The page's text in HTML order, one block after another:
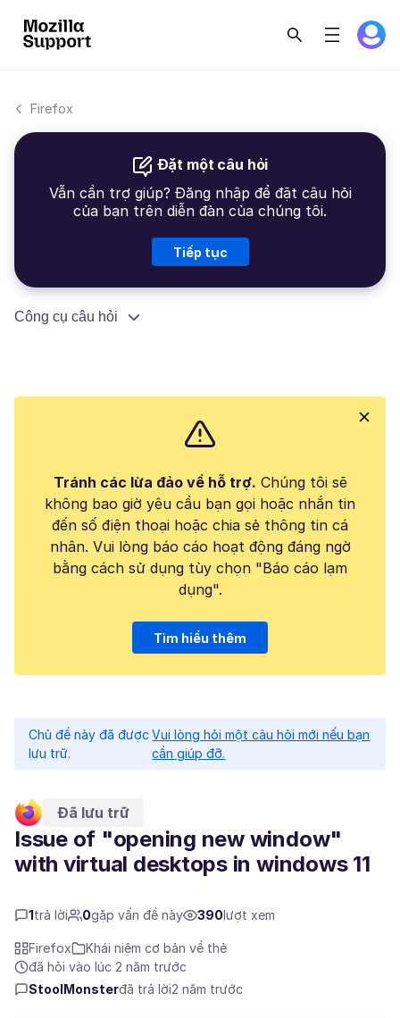
Firefox
Đặt một câu hỏi
Vẫn cần trợ giúp? Đăng nhập để đặt câu hỏi
của bạn trên diễn đàn của chúng tôi.
Tiếp tục
Công cụ câu hỏi
Tránh các lừa đảo về hỗ trợ. Chúng tôi sẽ
không bao giờ yêu cầu bạn gọi hoặc nhắn tin
đến số điện thoại hoặc chia sẻ thông tin cá
nhân. Vui lòng báo cáo hoạt động đáng ngờ
bằng cách sử dụng tùy chọn "Báo cáo lạm
dụng".
Tìm hiểu thêm
Chủ đề này đã được
lưu trữ.
Vui lòng hỏi một câu hỏi mới nếu bạn
cần giúp đỡ.
Đã lưu trữ
Issue of "opening new window"
with virtual desktops in windows 11
1trả lời 0gặp vấn đề này 390lượt xem
Firefox
Khái niệm cơ bản về thẻ
đã hỏi vào lúc 2 năm trước
StoolMonsterđã trả lời2 năm trước